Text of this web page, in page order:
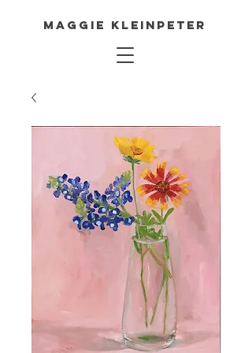
Maggie Kleinpeter